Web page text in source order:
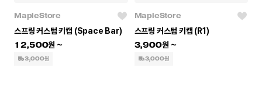
MapleStore
스프링 커스텀 키캡 (Space Bar)
12,500
3,000원
MapleStore
스프링 커스텀 키캡 (R1)
3,900
3,000원